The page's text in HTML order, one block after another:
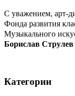
С уважением, арт-
Фонда развития
Музыкального
Борислав Струлев
Категории